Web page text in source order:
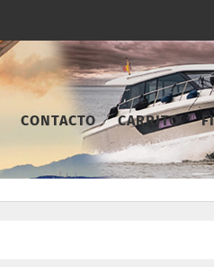
CONTACTO CARRITO